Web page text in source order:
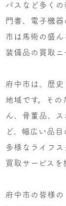
パスなど多く
門書、電子機器
市は馬術の盛
装備品の買取ニ
府中市は、歴
地域です。その
ん、骨董品、
ど、幅広い品
多様なライフ
買取サービスを
府中市の皆様の